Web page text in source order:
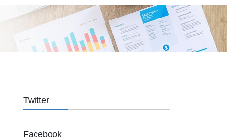
Twitter
Facebook